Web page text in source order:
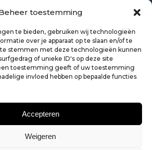
toestemming
te bieden, gebruiken wij technologieën
over je apparaat op te slaan en/of te
stemmen met deze technologieën kunnen
of unieke ID's op deze site
toestemming geeft of uw toestemming
invloed hebben op bepaalde functies
Accepteren
Weigeren